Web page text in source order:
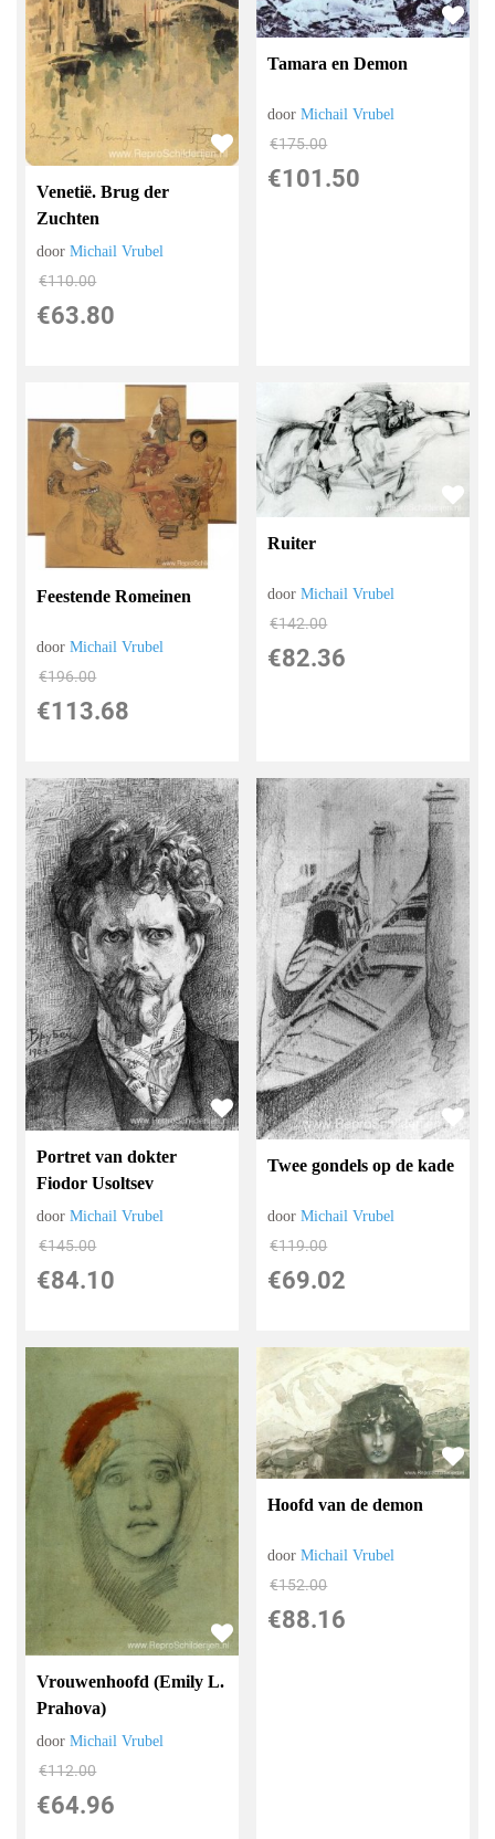
Venetië. Brug der
Zuchten
doorMichail Vrubel
€110.00
€63.80
Tamara en Demon
doorMichail Vrubel
€175.00
€101.50
Feestende Romeinen
doorMichail Vrubel
€196.00
€113.68
Ruiter
doorMichail Vrubel
€142.00
€82.36
Portret van dokter
Fiodor Usoltsev
doorMichail Vrubel
€145.00
€84.10
Twee gondels op de kade
doorMichail Vrubel
€119.00
€69.02
Vrouwenhoofd (Emily L.
Prahova)
doorMichail Vrubel
€112.00
€64.96
Hoofd van de demon
doorMichail Vrubel
€152.00
€88.16